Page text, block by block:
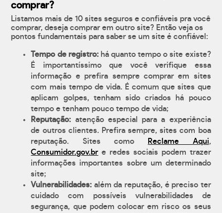
comprar?
Listamos mais de 10 sites seguros e confiáveis pra você
comprar, deseja comprar em outro site? Então veja os
pontos fundamentais para saber se um site é confiável:
Tempo de registro:há quanto tempo o site existe?
É importantíssimo que você verifique essa
informação e prefira sempre comprar em sites
com mais tempo de vida. É comum que sites que
aplicam golpes, tenham sido criados há pouco
tempo e tenham pouco tempo de vida;
Reputação: atenção especial para a experiência
de outros clientes. Prefira sempre, sites com boa
reputação. Sites como
Reclame Aqui,
Consumidor.gov.br e redes sociais podem trazer
informações importantes sobre um determinado
site;
Vulnerabilidades: além da reputação, é preciso ter
cuidado com possíveis vulnerabilidades de
segurança, que podem colocar em risco os seus